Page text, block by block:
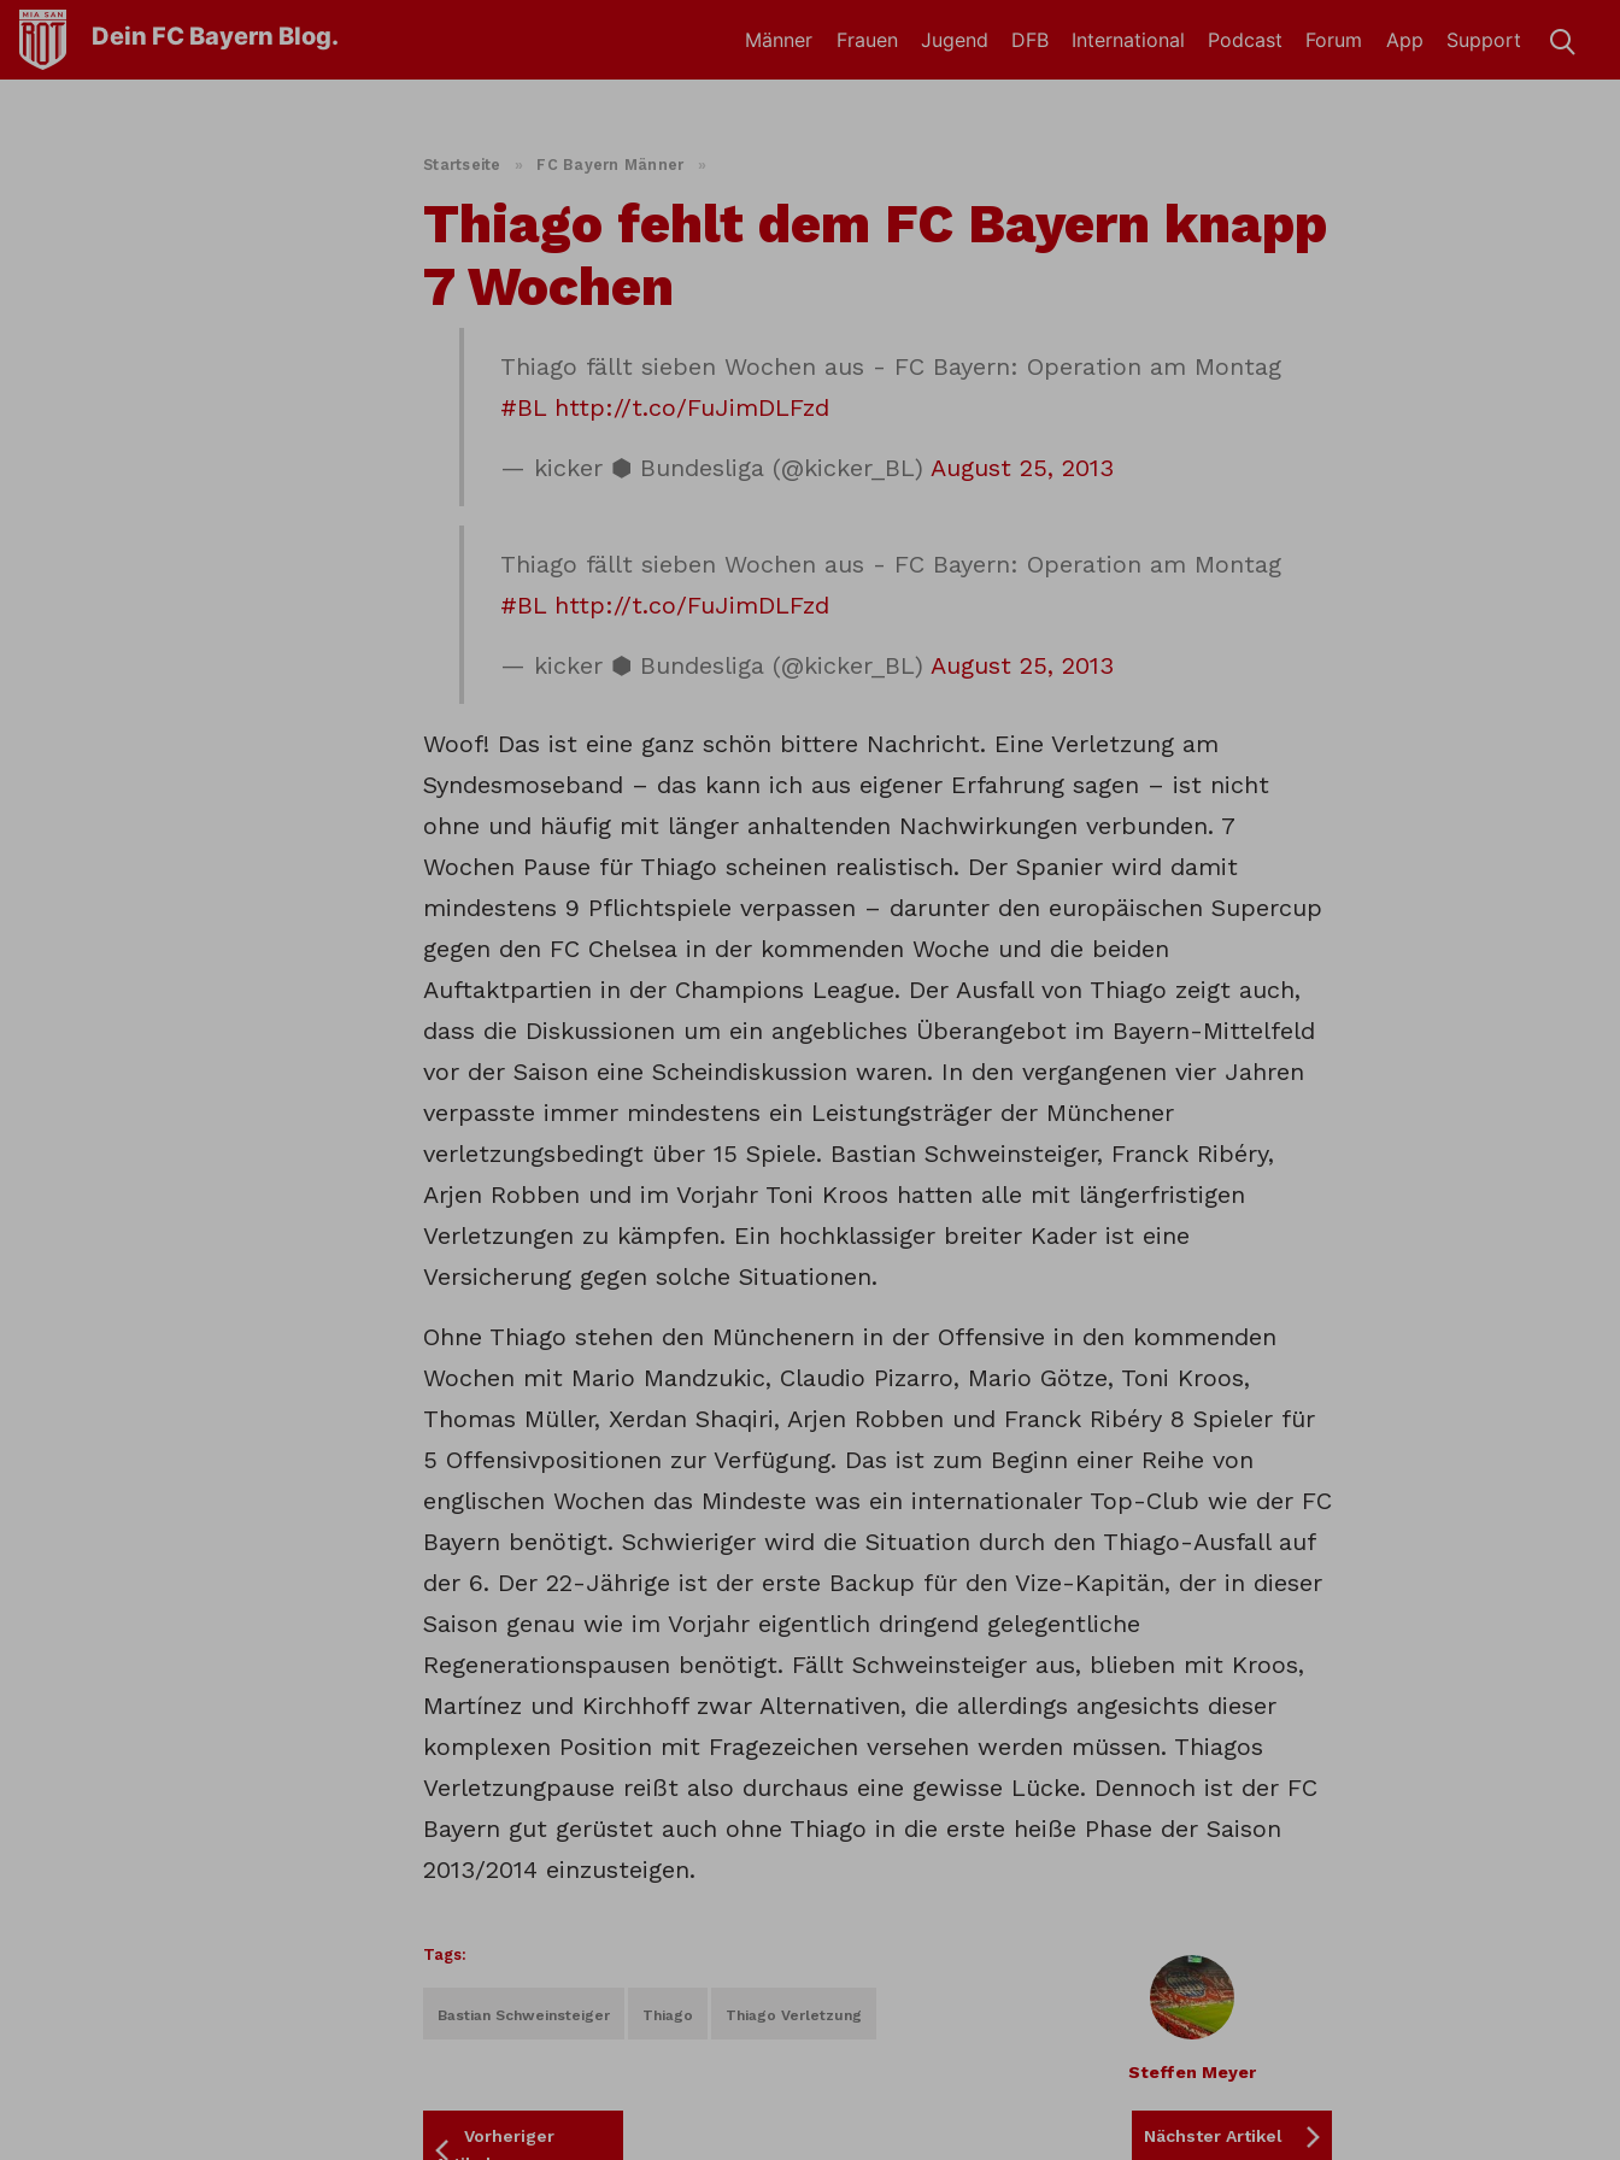
Dein FC Bayern Blog. Männer Frauen Jugend DFB International Support
App
Forum
Podcast
Startseite » FC Bayern Männer »
Thiago fehlt dem FC Bayern knapp
7 Wochen
Thiago fällt sieben Wochen aus - FC Bayern: Operation am Montag
#BL http://t.co/FuJimDLFzd
— kicker ⬢ Bundesliga (@kicker_BL) August 25, 2013
Thiago fällt sieben Wochen aus - FC Bayern: Operation am Montag
#BL http://t.co/FuJimDLFzd
— kicker ⬢ Bundesliga (@kicker_BL) August 25, 2013
Woof! Das ist eine ganz schön bittere Nachricht. Eine Verletzung am
Syndesmoseband – das kann ich aus eigener Erfahrung sagen – ist nicht
ohne und häufig mit länger anhaltenden Nachwirkungen verbunden. 7
Wochen Pause für Thiago scheinen realistisch. Der Spanier wird damit
mindestens 9 Pflichtspiele verpassen – darunter den europäischen Supercup
gegen den FC Chelsea in der kommenden Woche und die beiden
Auftaktpartien in der Champions League. Der Ausfall von Thiago zeigt auch,
dass die Diskussionen um ein angebliches Überangebot im Bayern-Mittelfeld
vor der Saison eine Scheindiskussion waren. In den vergangenen vier Jahren
verpasste immer mindestens ein Leistungsträger der Münchener
verletzungsbedingt über 15 Spiele. Bastian Schweinsteiger, Franck Ribéry,
Arjen Robben und im Vorjahr Toni Kroos hatten alle mit längerfristigen
Verletzungen zu kämpfen. Ein hochklassiger breiter Kader ist eine
Versicherung gegen solche Situationen.
Ohne Thiago stehen den Münchenern in der Offensive in den kommenden
Wochen mit Mario Mandzukic, Claudio Pizarro, Mario Götze, Toni Kroos,
Thomas Müller, Xerdan Shaqiri, Arjen Robben und Franck Ribéry 8 Spieler für
5 Offensivpositionen zur Verfügung. Das ist zum Beginn einer Reihe von
englischen Wochen das Mindeste was ein internationaler Top-Club wie der FC
Bayern benötigt. Schwieriger wird die Situation durch den Thiago-Ausfall auf
der 6. Der 22-Jährige ist der erste Backup für den Vize-Kapitän, der in dieser
Saison genau wie im Vorjahr eigentlich dringend gelegentliche
Regenerationspausen benötigt. Fällt Schweinsteiger aus, blieben mit Kroos,
Martínez und Kirchhoff zwar Alternativen, die allerdings angesichts dieser
komplexen Position mit Fragezeichen versehen werden müssen. Thiagos
Verletzungpause reißt also durchaus eine gewisse Lücke. Dennoch ist der FC
Bayern gut gerüstet auch ohne Thiago in die erste heiße Phase der Saison
2013/2014 einzusteigen.
Tags:
Bastian Schweinsteiger Thiago Thiago Verletzung
Steffen Meyer
Vorheriger
Nächster Artikel